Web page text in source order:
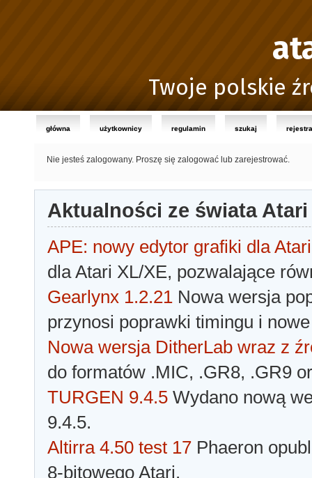
Twoje polskie
główna użytkownicy regulamin szukaj
Nie jesteś zalogowany. Proszę się zalogować lub zarejestrować.
Aktualności ze świata Atari
APE: nowy edytor grafiki dla Atari
dla Atari XL/XE, pozwalające
Gearlynx 1.2.21 Nowa wersja
przynosi poprawki timingu i
Nowa wersja DitherLab wraz z
do formatów .MIC, .GR8, .GR9
TURGEN 9.4.5 Wydano nową
9.4.5.
Altirra 4.50 test 17 Phaeron
8-bitowego Atari.